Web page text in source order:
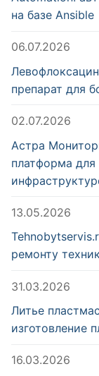
на базе Ansible
06.07.2026
препарат для
02.07.2026
Астра
платформа
13.05.2026
ремонту
31.03.2026
Литье
изготовление
16.03.2026